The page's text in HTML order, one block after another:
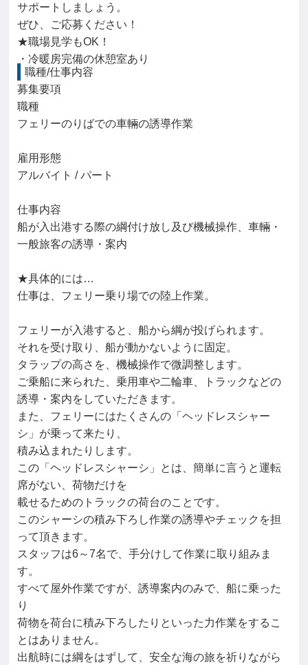
サポートしましょう。
ぜひ、ご応募ください！
★職場見学もOK！
・冷暖房完備の休憩室あり
職種/仕事内容
募集要項
職種
フェリーのりばでの車輛の誘導作業
雇用形態
アルバイト / パート
仕事内容
船が入出港する際の綱付け放し及び機械操作、車輛・
一般旅客の誘導・案内
★具体的には…
仕事は、フェリー乗り場での陸上作業。
フェリーが入港すると、船から綱が投げられます。
それを受け取り、船が動かないように固定。
タラップの高さを、機械操作で微調整します。
ご乗船に来られた、乗用車や二輪車、トラックなどの
誘導・案内をしていただきます。
また、フェリーにはたくさんの「ヘッドレスシャー
シ」が乗って来たり、
積み込まれたりします。
この「ヘッドレスシャーシ」とは、簡単に言うと運転
席がない、荷物だけを
載せるためのトラックの荷台のことです。
このシャーシの積み下ろし作業の誘導やチェックを担
って頂きます。
スタッフは6～7名で、手分けして作業に取り組みま
す。
すべて屋外作業ですが、誘導案内のみで、船に乗った
り
荷物を荷台に積み下ろしたりといった力作業をするこ
とはありません。
出航時には綱をはずして、安全な海の旅を祈りながら